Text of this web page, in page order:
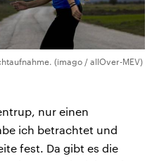
(imago / allOver-MEV)
nur einen
ich betrachtet und
fest. Da gibt es die